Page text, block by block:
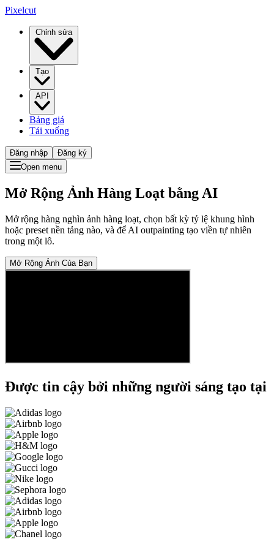
Pixelcut
Chỉnh sửa
Tạo
API
Bảng giá
Tải xuống
Đăng nhập
Đăng ký
Open menu
Mở Rộng Ảnh Hàng Loạt bằng AI
Mở rộng hàng nghìn ảnh hàng loạt, chọn bất kỳ tỷ lệ khung hình
hoặc preset nền tảng nào, và để AI outpainting tạo viền tự nhiên
trong một lô.
Mở Rộng Ảnh Của Bạn
Được tin cậy bởi những người sáng tạo tại